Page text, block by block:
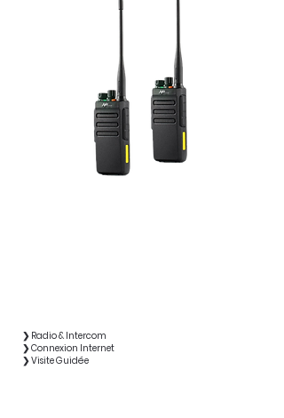
❯ Radio & Intercom
❯ Connexion Internet
❯ Visite Guidée